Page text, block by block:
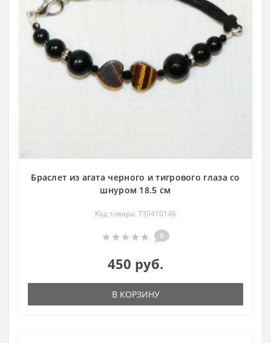
Браслет из агата черного и тигрового глаза со
шнуром 18.5 см
Код товара: 730410146
0
450 руб.
В КОРЗИНУ